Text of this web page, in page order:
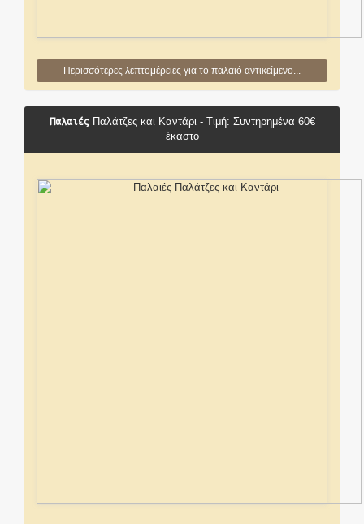
Περισσότερες λεπτομέρειες για το παλαιό αντικείμενο...
ΠαλαιέςΠαλάτζες και Καντάρι - Τιμή: Συντηρημένα 60€
έκαστο